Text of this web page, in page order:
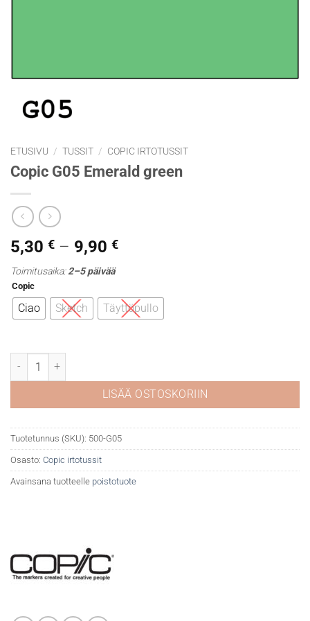
ETUSIVU / TUSSIT / COPIC IRTOTUSSIT
Copic G05 Emerald green
5,30 € – 9,90 €Hintaluokka:
9,90 €
Toimitusaika:2–5 päivää
Copic
Ciao Sketch Täyttöpullo
Copic G05 Emerald green määrä
LISÄÄ OSTOSKORIIN
Tuotetunnus (SKU): 500-G05
Osasto: Copic irtotussit
Avainsana tuotteelle poistotuote